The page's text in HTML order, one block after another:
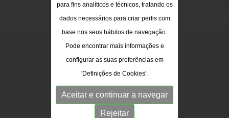
para fins analíticos e técnicos, tratando os
dados necessários para criar perfis com
base nos seus hábitos de navegação.
Pode encontrar mais informações e
configurar as suas preferências em
'Definições de Cookies'.
Aceitar e continuar a navegar
Rejeitar
©2026 Catalunya Pam a Pam